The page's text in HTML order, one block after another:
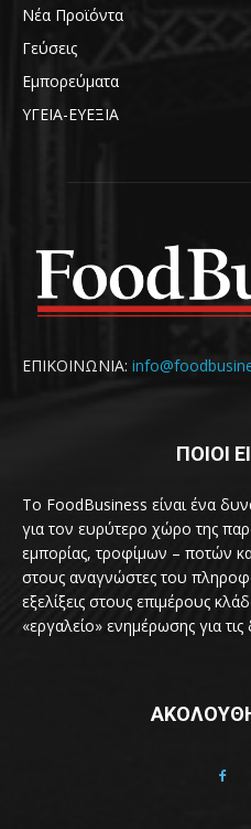
Νέα Προϊόντα
Γεύσεις
Εμπορεύματα
ΥΓΕΙΑ-ΕΥΕΞΙΑ
ΕΠΙΚΟΙΝΩΝΙΑ:
ΠΟΙΟΙ
Το FoodBusiness είναι ένα
για τον ευρύτερο χώρο της
εμπορίας, τροφίμων – ποτών
στους αναγνώστες του
εξελίξεις στους επιμέρους
«εργαλείο» ενημέρωσης για τις